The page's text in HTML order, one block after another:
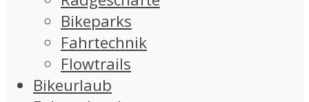
Bikeparks
Fahrtechnik
Flowtrails
Bikeurlaub